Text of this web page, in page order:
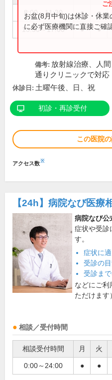
8:00～11:30 ● ●
13:30～17:00 ● ●
お盆(8月中旬)は休診・休
に必ず医療機関に直接ご確
備考: 放射線治療、人
通りクリニックで対応
休診日: 土曜午後、日、祝
初診・再診受付
この医院
アクセス数※
【24h】 病院なび医療
病院なび公
症状や受診
す。
症状に
受診の
受診ま
などにご利
ただけます）
相談／受付時間
相談受付時間 月 火
0:00～24:00 ● ●